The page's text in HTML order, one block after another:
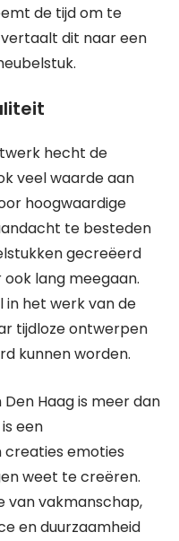
de tijd om te
dit naar een
hecht de
veel waarde aan
hoogwaardige
te besteden
gecreëerd
lang meegaan.
het werk van de
tijdloze ontwerpen
kunnen worden.
Haag is meer dan
een
emoties
weet te creëren.
van vakmanschap,
en duurzaamheid